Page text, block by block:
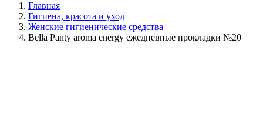
Главная
Гигиена, красота и уход
Женские гигиенические средства
Bella Panty aroma energy ежедневные прокладки №20